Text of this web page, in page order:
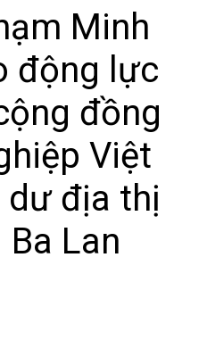
Minh
động lực
đồng
Việt
dư địa thị
Lan